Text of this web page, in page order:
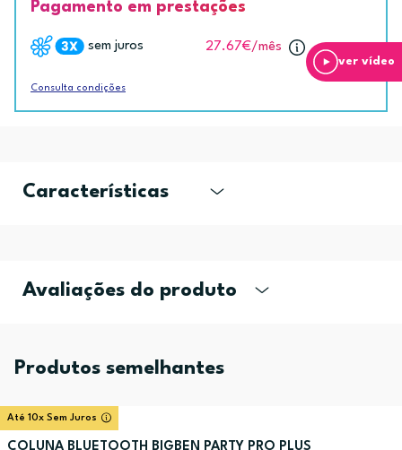
ver vídeo
Pagamento em prestações
sem juros 27.67€/mês
Consulta condições
Características
Avaliações do produto
Produtos semelhantes
Até 10x Sem Juros
COLUNA BLUETOOTH BIGBEN PARTY PRO PLUS